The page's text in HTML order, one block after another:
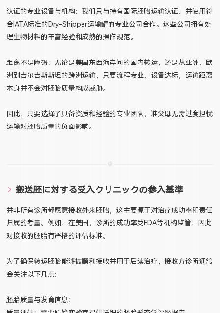
认证的专业设备与机构：我们只与持有国际胚胎运输认证、并使用符
合IATA标准的Dry-Shipper运输罐的专业公司合作。这些公司拥有处
理生物材料的丰富经验和成熟的操作规范。
距离不是障碍：无论是美国东西海岸间的国内转运，还是从亚洲、欧
洲到吉尔吉斯斯坦的跨洲运输，只要流程专业、设备达标，运输距离
本身并不会对胚胎质量构成威胁。
因此，只要选择了具备资质和经验的专业团队，准父母无需过度担忧
运输对胚胎质量的负面影响。
搬送胚に対する受入クリニックの参入基準
并非所有诊所都愿意接收外来胚胎，这主要源于对治疗成功率和责任
归属的考量。例如，在美国，诊所的成功率受FDA等机构监管，因此
对接收的胚胎有严格的评估标准。
为了确保转运胚胎能够被顺利接收并用于后续治疗，接收方诊所通常
会关注以下几点：
胚胎质量与发育信息：